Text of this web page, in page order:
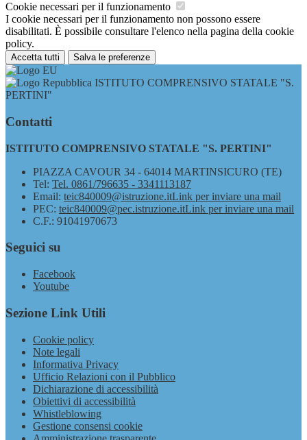
Cookie necessari per il funzionamento
I cookie necessari per il funzionamento non possono essere
disabilitati. È possibile consultare l'elenco nella pagina della cookie
policy.
Accetta tutti Salva le preferenze
ISTITUTO COMPRENSIVO STATALE "S.
PERTINI"
Contatti
ISTITUTO COMPRENSIVO STATALE "S. PERTINI"
PIAZZA CAVOUR 34 - 64014 MARTINSICURO (TE)
Tel: Tel. 0861/796635 - 3341113187
Email: teic840009@istruzione.itLink per inviare una mail
PEC: teic840009@pec.istruzione.itLink per inviare una mail
C.F.: 91041970673
Seguici su
Facebook
Youtube
Sezione Link Utili
Cookie policy
Note legali
Informativa Privacy
Ufficio Relazioni con il Pubblico
Dichiarazione di accessibilità
Obiettivi di accessibilità
Whistleblowing
Gestione consensi cookie